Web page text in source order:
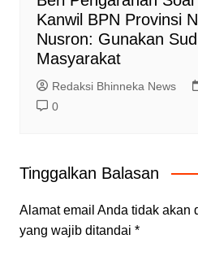
Kanwil BPN Provinsi
Nusron: Gunakan
Masyarakat
Redaksi Bhinneka News
0
Tinggalkan Balasan
Alamat email Anda tidak akan
yang wajib ditandai *